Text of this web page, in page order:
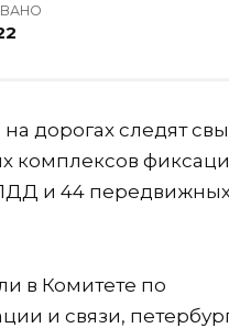
на дорогах следят
комплексов
и 44
в Комитете по
и связи,